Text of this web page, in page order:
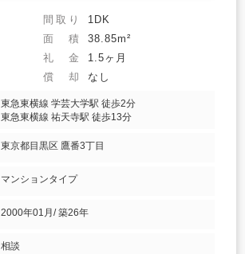
間取り
1DK
面 積
38.85m²
礼 金
1.5ヶ月
償 却 なし
東急東横線 学芸大学駅 徒歩2分
東急東横線 祐天寺駅 徒歩13分
東京都目黒区 鷹番3丁目
マンションタイプ
2000年01月/ 築26年
相談